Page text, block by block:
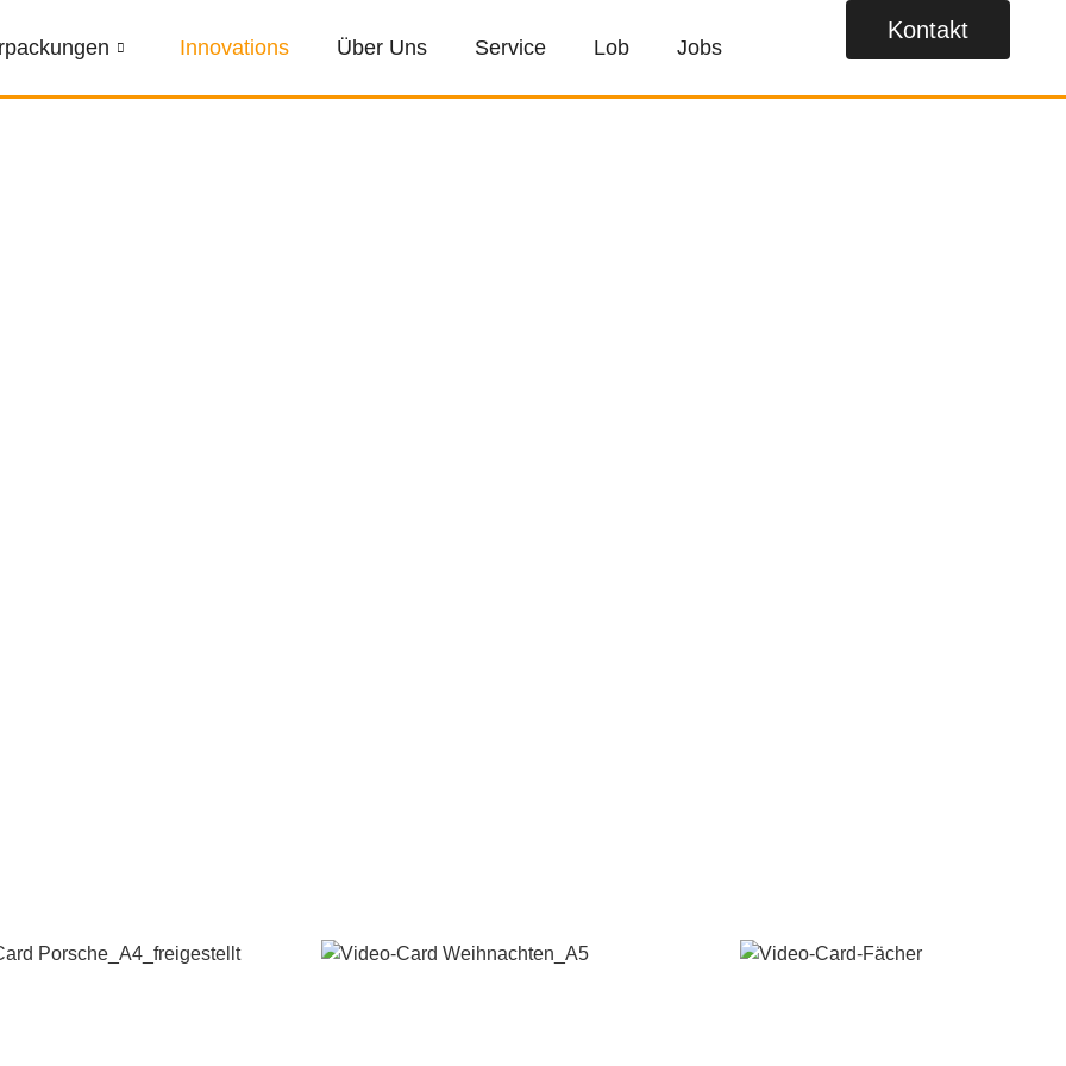
Innovations Über Uns Service Lob Jobs
Kontakt